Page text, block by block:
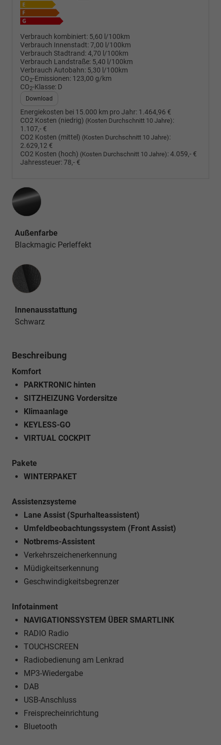
Verbrauch kombiniert: 5,60 l/100km
Verbrauch Innenstadt:7,00 l/100km
Verbrauch Stadtrand:4,70 l/100km
Verbrauch Landstraße: 5,40 l/100km
Verbrauch Autobahn: 5,30 l/100km
CO2-Emissionen: 123,00 g/km
CO2-Klasse: D
Download
Energiekosten bei 15.000 km pro Jahr: 1.464,96 €
CO2 Kosten (niedrig) (Kosten Durchschnitt 10 Jahre):
1.107,- €
CO2 Kosten (mittel) (Kosten Durchschnitt 10 Jahre):
2.629,12 €
CO2 Kosten (hoch) (Kosten Durchschnitt 10 Jahre):4.059,- €
Jahressteuer:78,- €
Außenfarbe
Blackmagic Perleffekt
Innenausstattung
Innenausstattung
Schwarz
Beschreibung
Komfort
PARKTRONIC hinten
SITZHEIZUNG Vordersitze
Klimaanlage
KEYLESS-GO
VIRTUAL COCKPIT
Pakete
WINTERPAKET
Assistenzsysteme
Lane Assist (Spurhalteassistent)
Umfeldbeobachtungssystem (Front Assist)
Notbrems-Assistent
Verkehrszeichenerkennung
Müdigkeitserkennung
Geschwindigkeitsbegrenzer
Infotainment
NAVIGATIONSSYSTEM ÜBER SMARTLINK
RADIO Radio
TOUCHSCREEN
Radiobedienung am Lenkrad
MP3-Wiedergabe
DAB
USB-Anschluss
Freisprecheinrichtung
Bluetooth